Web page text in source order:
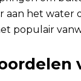
aan het water
populair